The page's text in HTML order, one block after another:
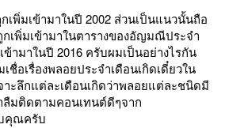
พิ่มเข้ามาในปี 2002 ส่วนเป็นแนวนั้นถือ
เพิ่มเข้ามาในตารางของอัญมณีประจำ
ข้ามาในปี 2016 ครับผมเป็นอย่างไรกัน
ชื่อเรื่องพลอยประจำเดือนเกิดเดี๋ยวใน
ะลึกแต่ละเดือนเกิดว่าพลอยแต่ละชนิดมี
มติดตามคอนเทนต์ดีๆจาก
คุณครับ